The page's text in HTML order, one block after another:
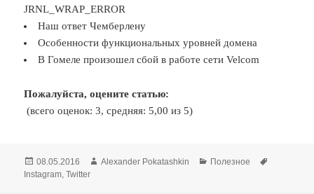
JRNL_WRAP_ERROR
Наш ответ Чемберлену
Особенности функциональных уровней домена
В Гомеле произошел сбой в работе сети Velcom
Пожалуйста, оцените статью:
(всего оценок: 3, средняя: 5,00 из 5)
Опубликовано
08.05.2016 Автор
Alexander Pokatashkin Рубрики
Полезное
Instagram,Twitter